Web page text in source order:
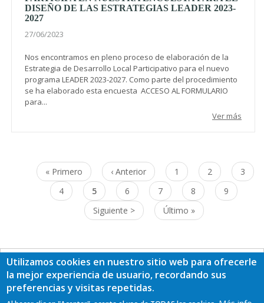
DISEÑO DE LAS ESTRATEGIAS LEADER 2023-
2027
27/06/2023
Nos encontramos en pleno proceso de elaboración de la
Estrategia de Desarrollo Local Participativo para el nuevo
programa LEADER 2023-2027. Como parte del procedimiento
se ha elaborado esta encuesta ACCESO AL FORMULARIO
para...
Ver más
Paginación
Primera
página
« Primero
Página
anterior
‹ Anterior Page
1 Page
2 Page
3
Page
4
Página
actual
5 Page
6 Page
7 Page
8 Page
9
Siguiente
página
Siguiente >
Última
página
Último »
Utilizamos cookies en nuestro sitio web para ofrecerle
la mejor experiencia de usuario, recordando sus
preferencias y visitas repetidas.